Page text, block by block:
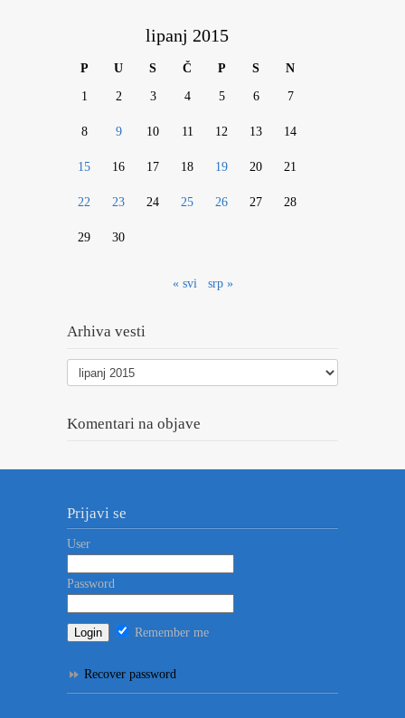
lipanj 2015
P U S Č P S N
1 2 3 4 5 6 7
8 9 10 11 12 13 14
15 16 17 18 19 20 21
22 23 24 25 26 27 28
29 30
« svi srp »
Arhiva vesti
Arhiva
vesti
Komentari na objave
Prijavi se
User
Password
Remember me
Recover password